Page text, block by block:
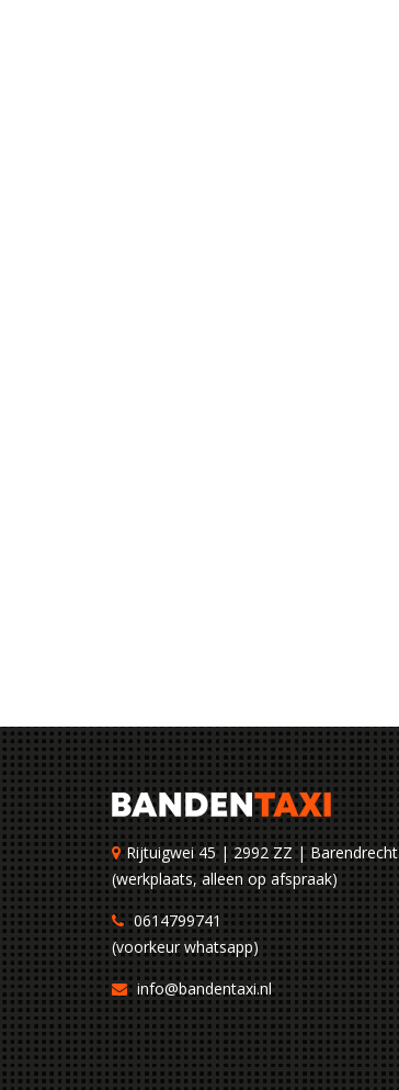
Rijtuigwei 45 | 2992 ZZ | Barendrecht
(werkplaats, alleen op afspraak)
0614799741
(voorkeur whatsapp)
info@bandentaxi.nl